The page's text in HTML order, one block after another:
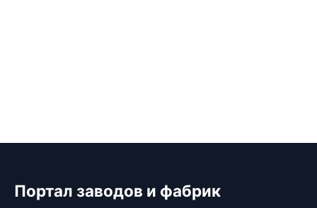
Портал заводов и фабрик